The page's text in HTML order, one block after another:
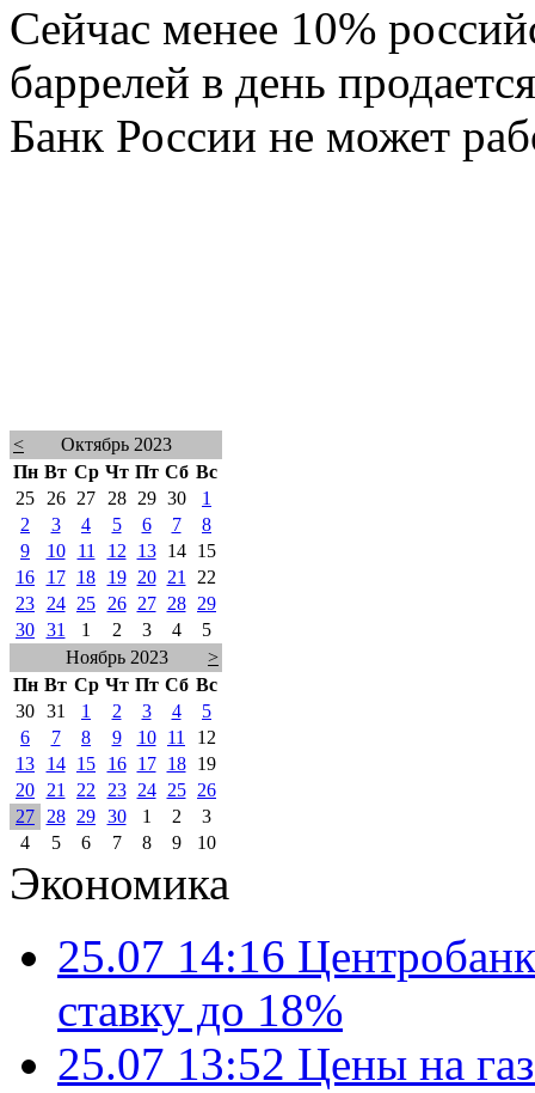
Сейчас менее 10%
баррелей в день
Банк России не может
<
Октябрь 2023
Пн Вт Ср Чт Пт Сб Вс
25
26 27 28 29 30
1
2
3 4 5 6 7
8
9
10 11 12 13 14
15
16
17 18 19 20 21
22
23
24 25 26 27 28
29
30 31 1 2 3 4
5
Ноябрь 2023
>
Пн Вт Ср Чт Пт Сб Вс
30 31 1 2 3 4
5
6
7 8 9 10 11
12
13
14 15 16 17 18
19
20
21 22 23 24 25
26
27
28 29 30 1 2
3
4
5 6 7 8 9 10
Экономика
25.07 14:16
ставку до 18%
25.07 13:52 Цены на